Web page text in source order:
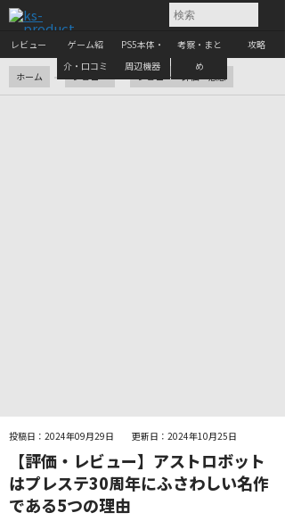
レビュー
ゲーム紹
介・口コミ
PS5本体・
周辺機器
考察・まと
め
攻略
ホーム レビュー レビュー・評価・感想
投稿日：2024年09月29日 更新日：2024年10月25日
【評価・レビュー】アストロボット
はプレステ30周年にふさわしい名作
である5つの理由